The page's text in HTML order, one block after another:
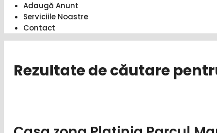
Adaugă Anunt
Serviciile Noastre
Contact
Rezultate de căutare